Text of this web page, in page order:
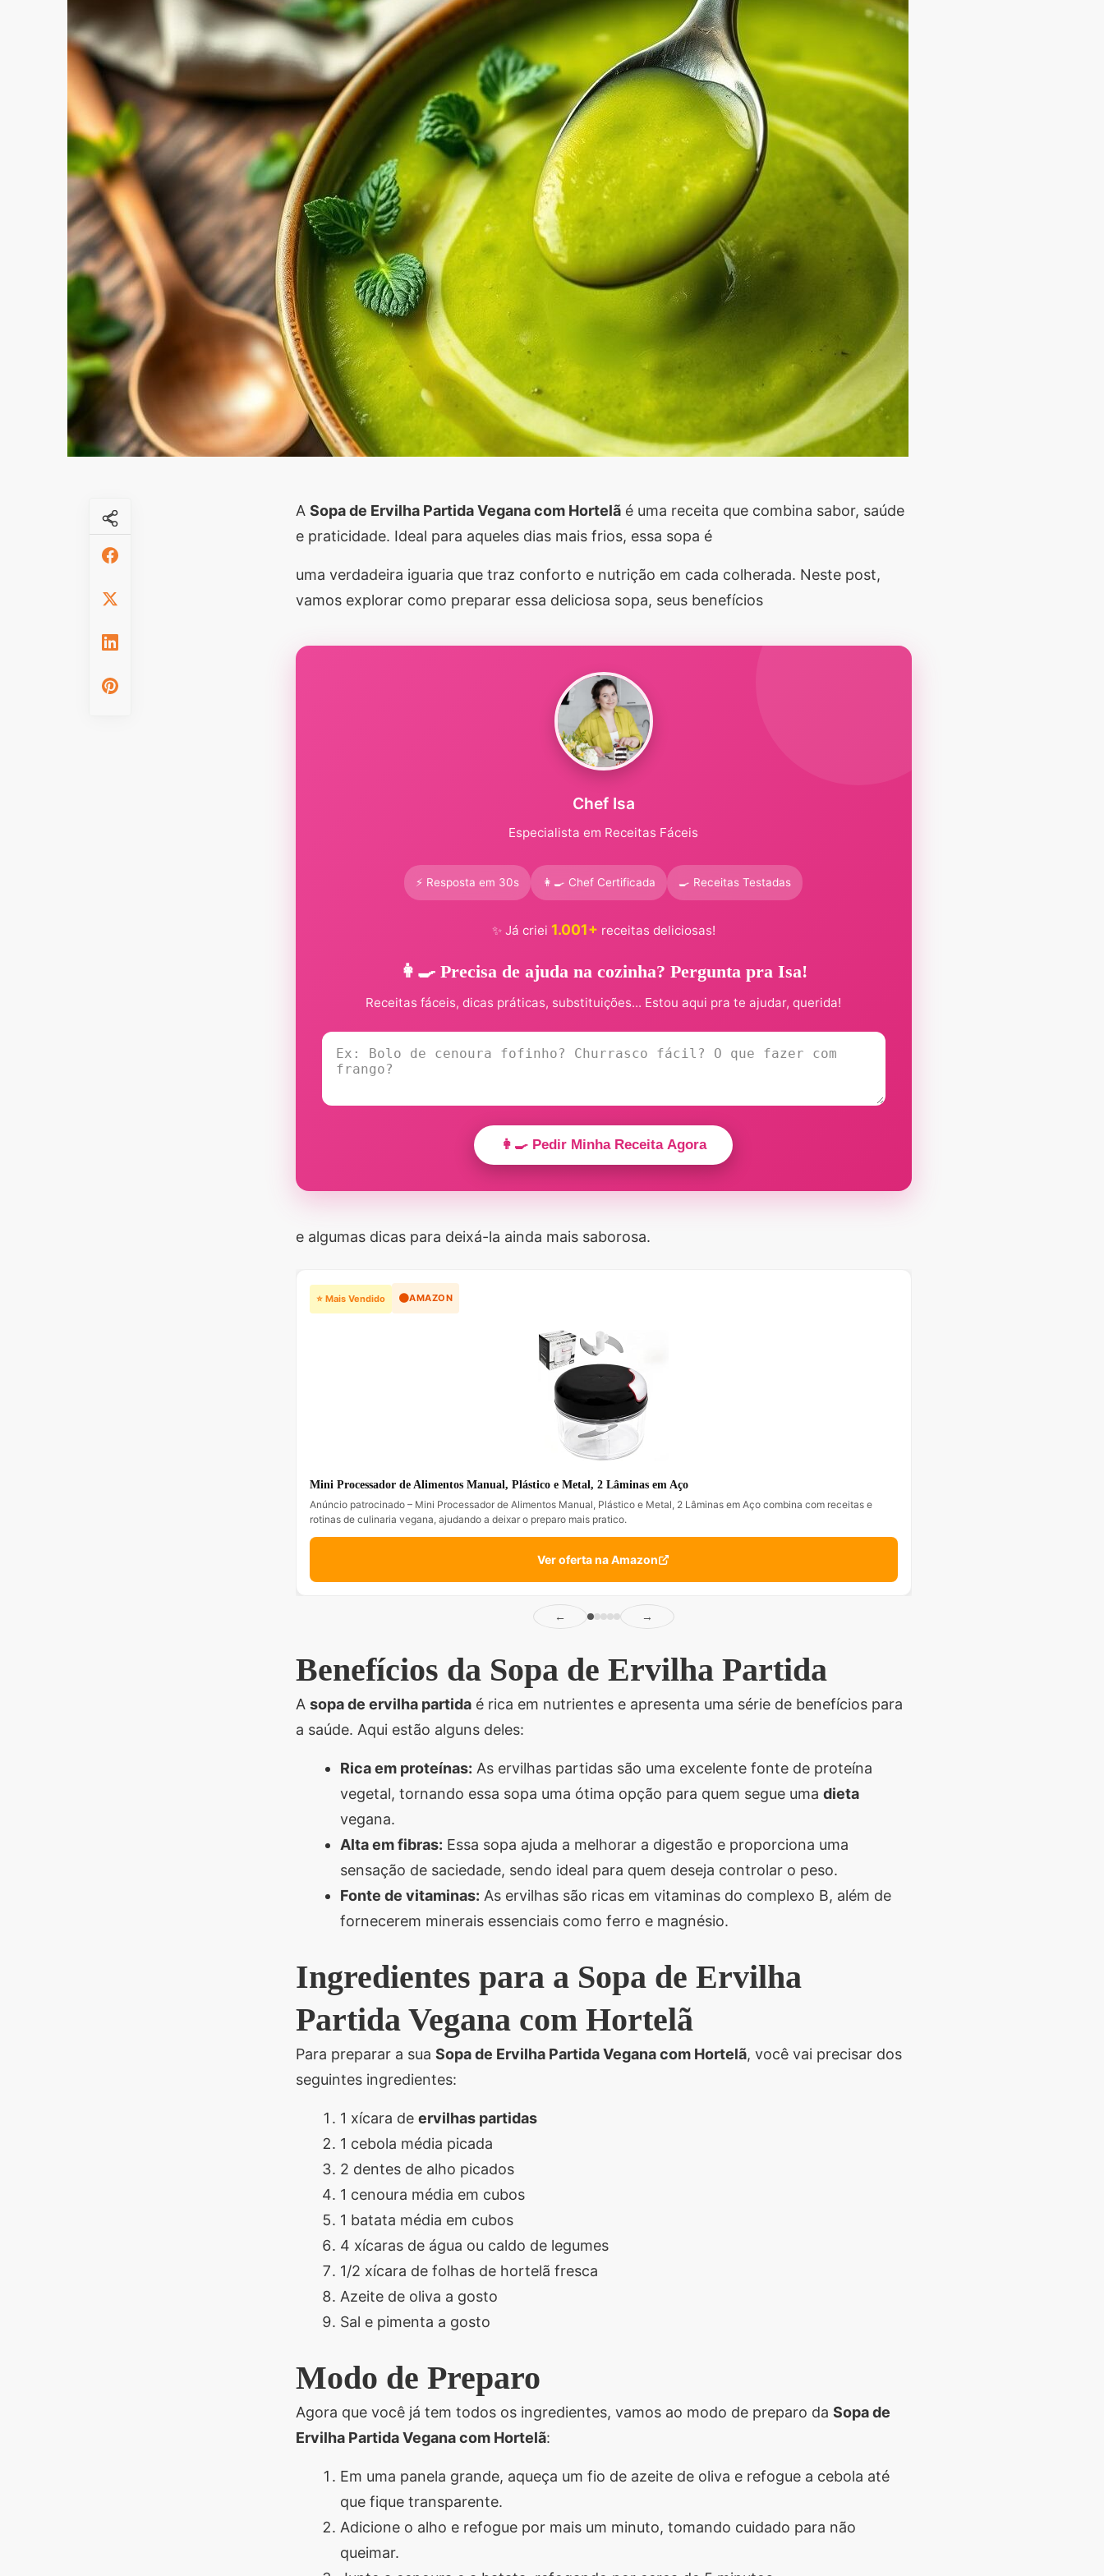
A Sopa de Ervilha Partida Vegana com Hortelãé uma receita que combina sabor, saúde
e praticidade. Ideal para aqueles dias mais frios, essa sopa é
uma verdadeira iguaria que traz conforto e nutrição em cada colherada. Neste post,
vamos explorar como preparar essa deliciosa sopa, seus benefícios
Chef Isa
Especialista em Receitas Fáceis
⚡ Resposta em 30s 👩‍🍳 Chef Certificada 🍳 Receitas Testadas
✨ Já criei 1.001+ receitas deliciosas!
👩‍🍳 Precisa de ajuda na cozinha? Pergunta pra Isa!
Receitas fáceis, dicas práticas, substituições... Estou aqui pra te ajudar, querida!
👩‍🍳 Pedir Minha Receita Agora
e algumas dicas para deixá-la ainda mais saborosa.
⭐ Mais Vendido 🟠AMAZON
Mini Processador de Alimentos Manual, Plástico e Metal, 2 Lâminas em Aço
Anúncio patrocinado – Mini Processador de Alimentos Manual, Plástico e Metal, 2 Lâminas em Aço combina com receitas e
rotinas de culinaria vegana, ajudando a deixar o preparo mais pratico.
Ver oferta na Amazon
← →
Benefícios da Sopa de Ervilha Partida
A sopa de ervilha partidaé rica em nutrientes e apresenta uma série de benefícios para
a saúde. Aqui estão alguns deles:
Rica em proteínas: As ervilhas partidas são uma excelente fonte de proteína
vegetal, tornando essa sopa uma ótima opção para quem segue uma dieta
vegana.
Alta em fibras: Essa sopa ajuda a melhorar a digestão e proporciona uma
sensação de saciedade, sendo ideal para quem deseja controlar o peso.
Fonte de vitaminas: As ervilhas são ricas em vitaminas do complexo B, além de
fornecerem minerais essenciais como ferro e magnésio.
Ingredientes para a Sopa de Ervilha
Partida Vegana com Hortelã
Para preparar a sua Sopa de Ervilha Partida Vegana com Hortelã, você vai precisar dos
seguintes ingredientes:
1 xícara de ervilhas partidas
1 cebola média picada
2 dentes de alho picados
1 cenoura média em cubos
1 batata média em cubos
4 xícaras de água ou caldo de legumes
1/2 xícara de folhas de hortelã fresca
Azeite de oliva a gosto
Sal e pimenta a gosto
Modo de Preparo
Agora que você já tem todos os ingredientes, vamos ao modo de preparo da Sopa de
Ervilha Partida Vegana com Hortelã:
Em uma panela grande, aqueça um fio de azeite de oliva e refogue a cebola até
que fique transparente.
Adicione o alho e refogue por mais um minuto, tomando cuidado para não
queimar.